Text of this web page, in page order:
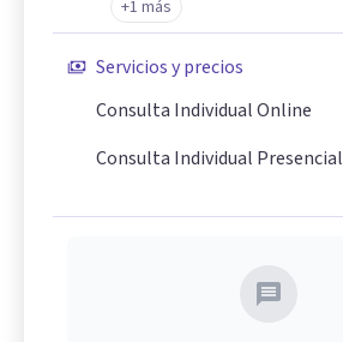
+1 más
Servicios y precios
Consulta Individual Online
Consulta Individual Presencial